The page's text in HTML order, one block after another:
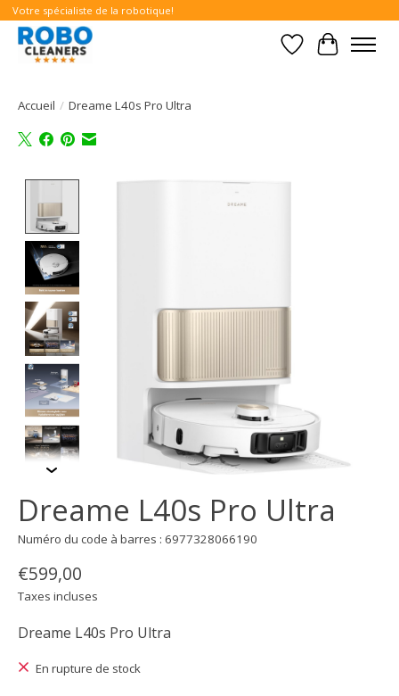
Votre spécialiste de la robotique!
Liste dePanier
Accueil / Dreame L40s Pro Ultra
Product image slideshow Items
Dreame L40s Pro Ultra
Numéro du code à barres : 6977328066190
€599,00
Taxes incluses
Dreame L40s Pro Ultra
En rupture de stock